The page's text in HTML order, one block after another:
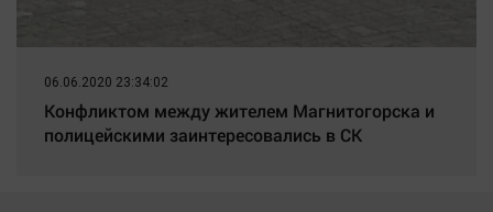
06.06.2020 23:34:02
Конфликтом между жителем Магнитогорска и
полицейскими заинтересовались в СК